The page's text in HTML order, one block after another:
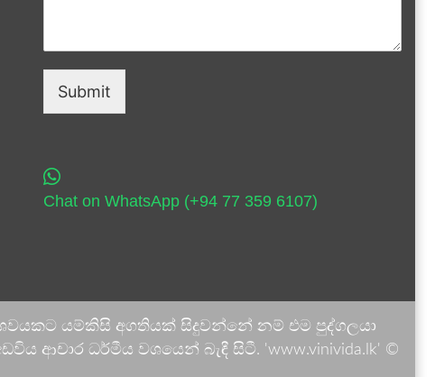
Submit
Chat on WhatsApp (+94 77 359 6107)
යම්කිසි අගතියක් සිදුවන්නේ නම් එම පුද්ගලයා
ධර්මීය වශයෙන් බැඳී සිටී. 'www.vinivida.lk' ©